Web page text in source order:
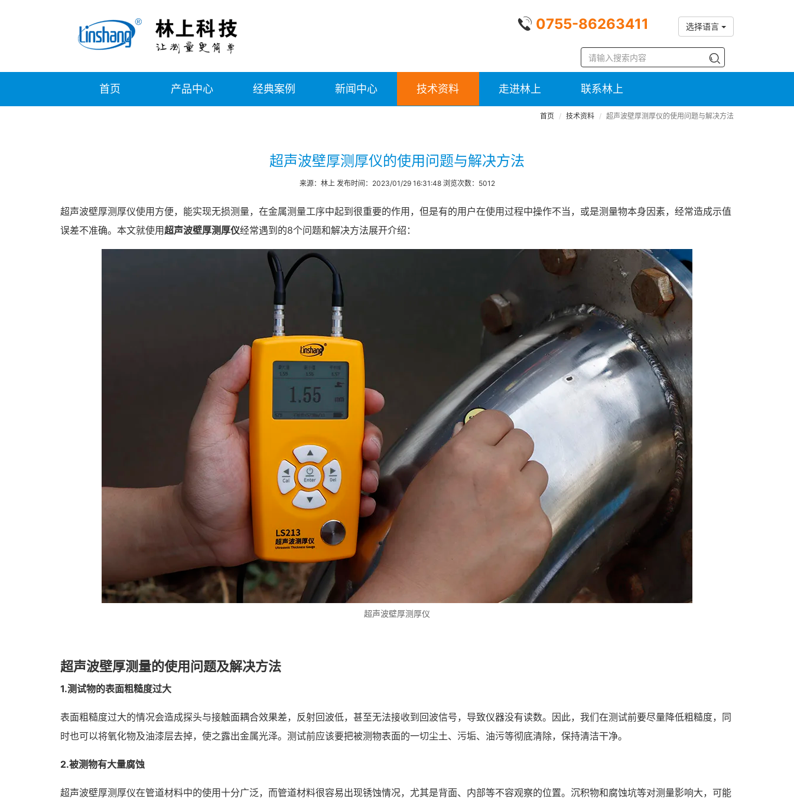
0755-86263411 选择语言
首页 产品中心 经典案例 新闻中心 技术资料 走进林上 联系林上
首页 技术资料 超声波壁厚测厚仪的使用问题与解决方法
超声波壁厚测厚仪的使用问题与解决方法
来源：林上 发布时间：2023/01/29 16:31:48 浏览次数：5012
超声波壁厚测厚仪使用方便，能实现无损测量，在金属测量工序中起到很重要的作用，但是有的用户在使用过程中操作不当，或是测量物本身因素，经常造成示值
误差不准确。本文就使用超声波壁厚测厚仪经常遇到的8个问题和解决方法展开介绍：
超声波壁厚测厚仪
超声波壁厚测量的使用问题及解决方法
1.测试物的表面粗糙度过大
表面粗糙度过大的情况会造成探头与接触面耦合效果差，反射回波低，甚至无法接收到回波信号，导致仪器没有读数。因此，我们在测试前要尽量降低粗糙度，同
时也可以将氧化物及油漆层去掉，使之露出金属光泽。测试前应该要把被测物表面的一切尘土、污垢、油污等彻底清除，保持清洁干净。
2.被测物有大量腐蚀
超声波壁厚测厚仪在管道材料中的使用十分广泛，而管道材料很容易出现锈蚀情况，尤其是背面、内部等不容观察的位置。沉积物和腐蚀坑等对测量影响大，可能